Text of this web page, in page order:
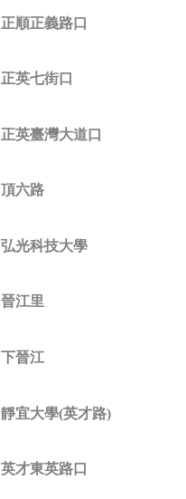
正順正義路口
正英七街口
正英臺灣大道口
頂六路
弘光科技大學
晉江里
下晉江
靜宜大學(英才路)
英才東英路口